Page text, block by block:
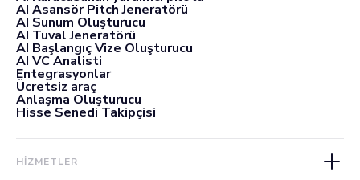
AI Asansör Pitch Jeneratörü
AI Sunum Oluşturucu
AI Tuval Jeneratörü
AI Başlangıç Vize Oluşturucu
AI VC Analisti
Entegrasyonlar
Ücretsiz araç
Anlaşma Oluşturucu
Hisse Senedi Takipçisi
HİZMETLER